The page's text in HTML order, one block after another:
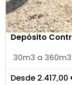
Depósito
30m3 a 360m3
Desde 2.417,00